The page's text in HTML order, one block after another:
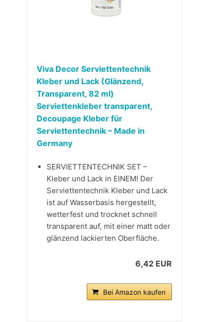
Viva Decor Serviettentechnik
Kleber und Lack (Glänzend,
Transparent, 82 ml)
Serviettenkleber transparent,
Decoupage Kleber für
Serviettentechnik – Made in
Germany
SERVIETTENTECHNIK SET –
Kleber und Lack in EINEM! Der
Serviettentechnik Kleber und Lack
ist auf Wasserbasis hergestellt,
wetterfest und trocknet schnell
transparent auf, mit einer matt oder
glänzend lackierten Oberfläche.
6,42 EUR
Bei Amazon kaufen